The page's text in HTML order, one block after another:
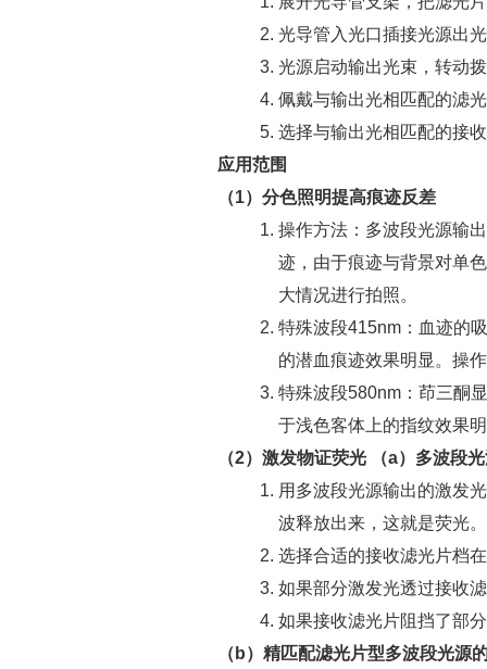
光导管入光口插接光源出
光源启动输出光束，转动
佩戴与输出光相匹配的滤
选择与输出光相匹配的接
应用范围
（1）分色照明提高痕迹反差
操作方法：多波段光源输
迹，由于痕迹与背景对单
大情况进行拍照。
特殊波段415nm：血迹的
的潜血痕迹效果明显。操
特殊波段580nm：茚三酮
于浅色客体上的指纹效果
（2）激发物证荧光
（a）多波段
用多波段光源输出的激发
波释放出来，这就是荧光。
选择合适的接收滤光片档
如果部分激发光透过接收
如果接收滤光片阻挡了部
（b）精匹配滤光片型多波段光源